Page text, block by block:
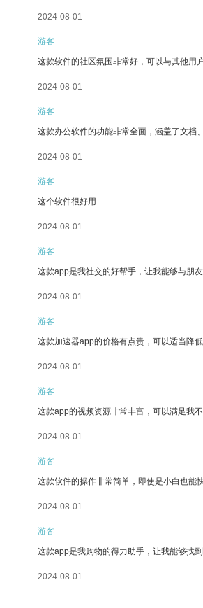
2024-08-01
游客
这款软件的社区氛围非常好，可以与其他用
2024-08-01
游客
这款办公软件的功能非常全面，涵盖了文档
2024-08-01
游客
这个软件很好用
2024-08-01
游客
这款app是我社交的好帮手，让我能够与朋
2024-08-01
游客
这款加速器app的价格有点贵，可以适当降
2024-08-01
游客
这款app的视频资源非常丰富，可以满足我不
2024-08-01
游客
这款软件的操作非常简单，即使是小白也能
2024-08-01
游客
这款app是我购物的得力助手，让我能够找
2024-08-01